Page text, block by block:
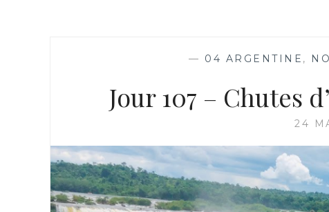
— 04 ARGENTINE ,
Jour 107 – Chutes
24